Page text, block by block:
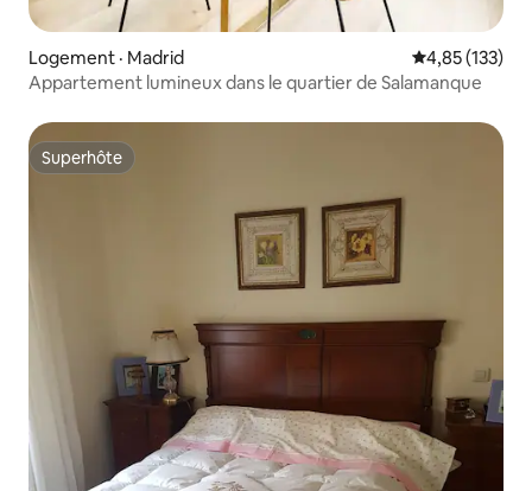
Logement · Madrid Note
4,85 (133)
Appartement lumineux dans le quartier de Salamanque
Superhôte
Superhôte